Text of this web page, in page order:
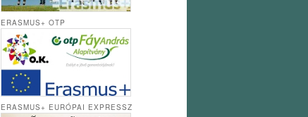
ERASMUS+ OTP
ERASMUS+ EURÓPAI EXPRESSZ